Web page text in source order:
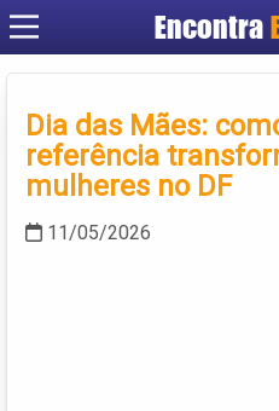
Encontra
Dia das Mães:
referência
mulheres no DF
11/05/2026